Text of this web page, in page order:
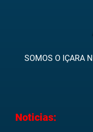
SOMOS O IÇARA
Noticias: